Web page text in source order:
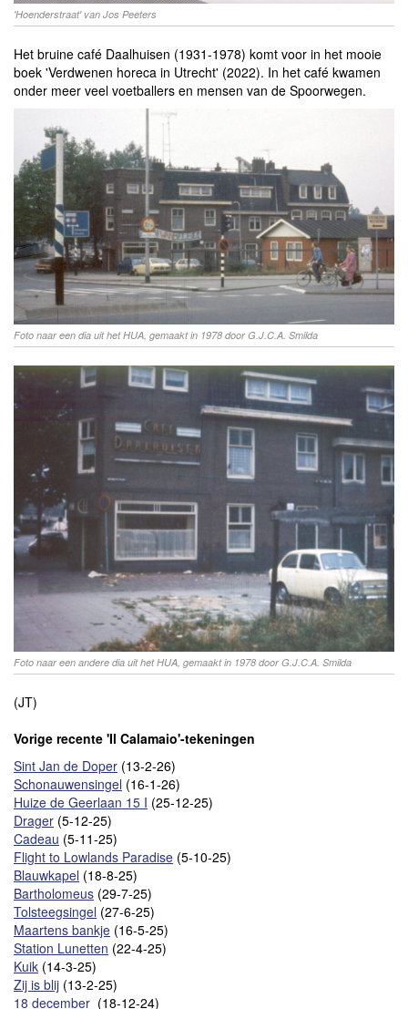
'Hoenderstraat' van Jos Peeters
Het bruine café Daalhuisen (1931-1978) komt voor in het mooie
boek 'Verdwenen horeca in Utrecht' (2022). In het café kwamen
onder meer veel voetballers en mensen van de Spoorwegen.
Foto naar een dia uit het HUA, gemaakt in 1978 door G.J.C.A. Smilda
Foto naar een andere dia uit het HUA, gemaakt in 1978 door G.J.C.A. Smilda
(JT)
Vorige recente 'Il Calamaio'-tekeningen
Sint Jan de Doper (13-2-26)
Schonauwensingel (16-1-26)
Huize de Geerlaan 15 I (25-12-25)
Drager (5-12-25)
Cadeau (5-11-25)
Flight to Lowlands Paradise (5-10-25)
Blauwkapel (18-8-25)
Bartholomeus (29-7-25)
Tolsteegsingel (27-6-25)
Maartens bankje (16-5-25)
Station Lunetten (22-4-25)
Kuik (14-3-25)
Zij is blij (13-2-25)
18 december (18-12-24)